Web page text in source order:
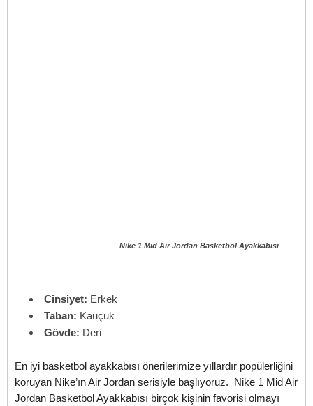
Nike 1 Mid Air Jordan Basketbol Ayakkabısı
Cinsiyet: Erkek
Taban: Kauçuk
Gövde: Deri
En iyi basketbol ayakkabısı önerilerimize yıllardır popülerliğini
koruyan Nike’ın Air Jordan serisiyle başlıyoruz. Nike 1 Mid Air
Jordan Basketbol Ayakkabısı birçok kişinin favorisi olmayı